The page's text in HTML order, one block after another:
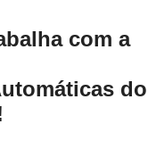
com a
do